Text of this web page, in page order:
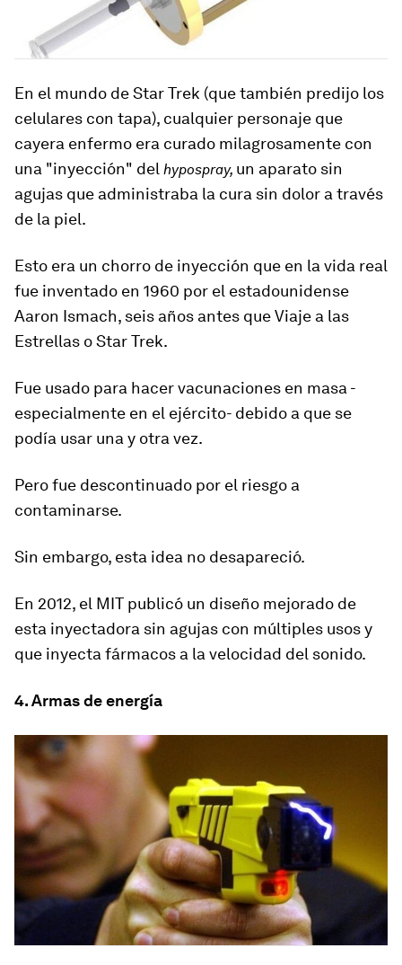
En el mundo de Star Trek (que también predijo los
celulares con tapa), cualquier personaje que
cayera enfermo era curado milagrosamente con
una "inyección" del hypospray, un aparato sin
agujas que administraba la cura sin dolor a través
de la piel.
Esto era un chorro de inyección que en la vida real
fue inventado en 1960 por el estadounidense
Aaron Ismach, seis años antes que Viaje a las
Estrellas o Star Trek.
Fue usado para hacer vacunaciones en masa -
especialmente en el ejército- debido a que se
podía usar una y otra vez.
Pero fue descontinuado por el riesgo a
contaminarse.
Sin embargo, esta idea no desapareció.
En 2012, el MIT publicó un diseño mejorado de
esta inyectadora sin agujas con múltiples usos y
que inyecta fármacos a la velocidad del sonido.
4. Armas de energía